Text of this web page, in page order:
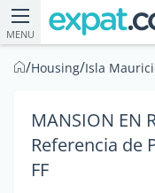
MENU
/Housing/Isla
MANSION EN
Referencia de
FF